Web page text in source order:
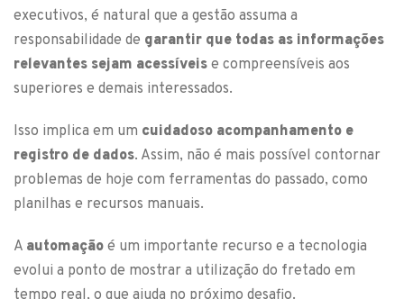
executivos, é natural que a gestão assuma a
responsabilidade de garantir que todas as informações
relevantes sejam acessíveis e compreensíveis aos
superiores e demais interessados.
Isso implica em um cuidadoso acompanhamento e
registro de dados. Assim, não é mais possível contornar
problemas de hoje com ferramentas do passado, como
planilhas e recursos manuais.
A automação é um importante recurso e a tecnologia
evolui a ponto de mostrar a utilização do fretado em
tempo real, o que ajuda no próximo desafio.